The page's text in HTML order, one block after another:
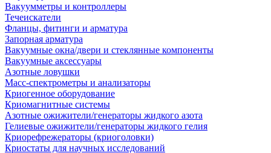
Вакуумметры и контроллеры
Течеискатели
Фланцы, фитинги и арматура
Запорная арматура
Вакуумные окна/двери и стеклянные компоненты
Вакуумные аксессуары
Азотные ловушки
Масс-спектрометры и анализаторы
Криогенное оборудование
Криомагнитные системы
Азотные ожижители/генераторы жидкого азота
Гелиевые ожижители/генераторы жидкого гелия
Криорефрежераторы (криоголовки)
Криостаты для научных исследований